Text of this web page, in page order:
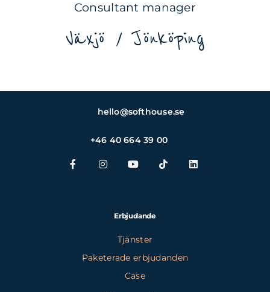
Consultant manager
Växjö / Jönköping
hello@softhouse.se
+46 40 664 39 00
Erbjudande
Tjänster
Paketerade erbjudanden
Case